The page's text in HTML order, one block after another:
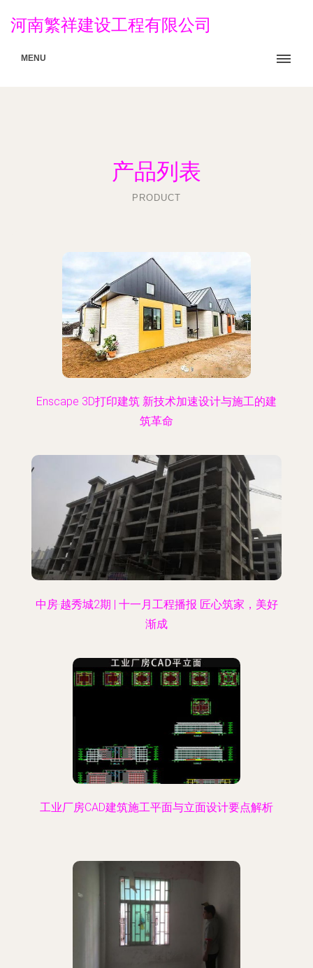
河南繁祥建设工程有限公司
MENU
产品列表
PRODUCT
Enscape 3D打印建筑 新技术加速设计与施工的建
筑革命
中房·越秀城2期 | 十一月工程播报 匠心筑家，美好
渐成
工业厂房CAD建筑施工平面与立面设计要点解析